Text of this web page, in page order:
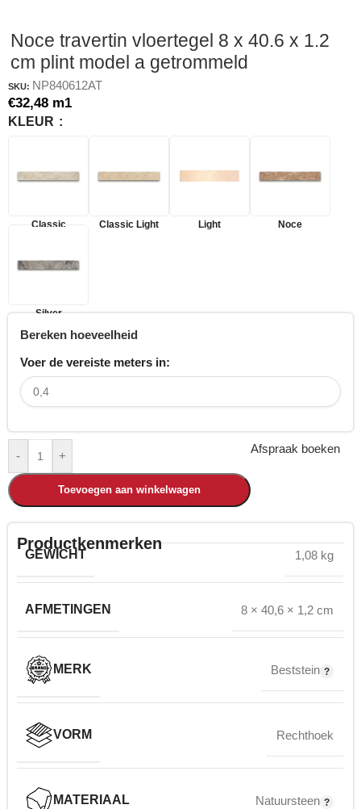
Noce travertin vloertegel 8 x 40.6 x 1.2
cm plint model a getrommeld
SKU: NP840612AT
€32,48 m1
KLEUR
Classic Classic Light Light Noce
Silver
Bereken hoeveelheid
Voer de vereiste meters in:
- +
Toevoegen aan winkelwagen
Afspraak boeken
Productkenmerken
GEWICHT 1,08 kg
AFMETINGEN 8 × 40,6 × 1,2 cm
MERK Beststein
VORM Rechthoek
MATERIAAL Natuursteen